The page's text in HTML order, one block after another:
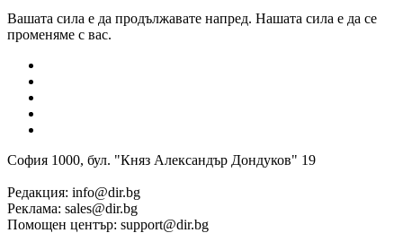
Вашата сила е да продължавате напред. Нашата сила е да се
променяме с вас.
София 1000, бул. "Княз Александър Дондуков" 19
Редакция: info@dir.bg
Реклама: sales@dir.bg
Помощен център: support@dir.bg